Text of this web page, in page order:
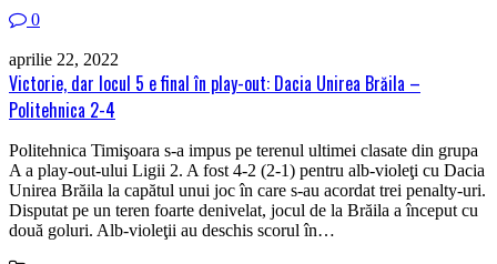
0
aprilie 22, 2022
Victorie, dar locul 5 e final în play-out: Dacia Unirea Brăila –
Politehnica 2-4
Politehnica Timişoara s-a impus pe terenul ultimei clasate din grupa
A a play-out-ului Ligii 2. A fost 4-2 (2-1) pentru alb-violeţi cu Dacia
Unirea Brăila la capătul unui joc în care s-au acordat trei penalty-uri.
Disputat pe un teren foarte denivelat, jocul de la Brăila a început cu
două goluri. Alb-violeţii au deschis scorul în…